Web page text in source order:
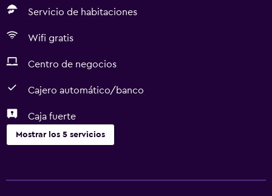
Servicio de habitaciones
Wifi gratis
Centro de negocios
Cajero automático/banco
Caja fuerte
Mostrar los 5 servicios
Cajero automático/banco